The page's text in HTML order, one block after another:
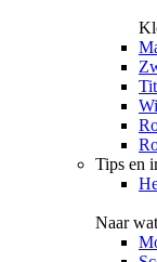
Tips en
Naar